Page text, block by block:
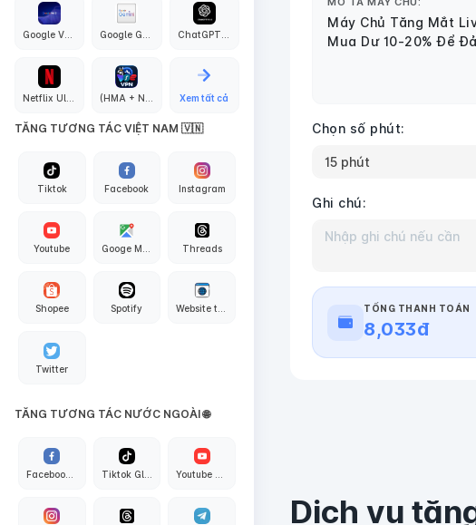
Xem tất cả
TĂNG TƯƠNG TÁC VIỆT NAM 🇻🇳
Tiktok Facebook Instagram
Youtube Threads
Shopee Spotify
Twitter
TĂNG TƯƠNG TÁC NƯỚC NGOÀI 🌐
Máy Chủ Tăng Mắt
Mua Dư 10-20% Để
Chọn số phút:
Ghi chú:
TỔNG THANH TOÁN
8,033đ
Dịch vụ